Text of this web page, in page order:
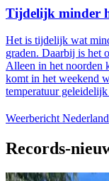
Tijdelijk minder
Het is tijdelijk wat
graden. Daarbij is het
Alleen in het noorden
komt in het weekend
temperatuur
Weerbericht Nederland
Records-